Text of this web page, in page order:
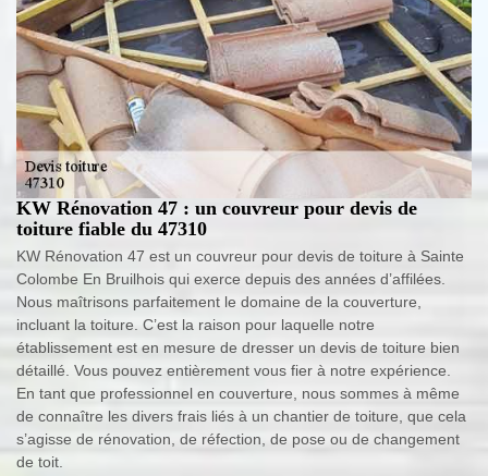
KW Rénovation 47 : un couvreur pour devis de
toiture fiable du 47310
KW Rénovation 47 est un couvreur pour devis de toiture à Sainte
Colombe En Bruilhois qui exerce depuis des années d’affilées.
Nous maîtrisons parfaitement le domaine de la couverture,
incluant la toiture. C’est la raison pour laquelle notre
établissement est en mesure de dresser un devis de toiture bien
détaillé. Vous pouvez entièrement vous fier à notre expérience.
En tant que professionnel en couverture, nous sommes à même
de connaître les divers frais liés à un chantier de toiture, que cela
s’agisse de rénovation, de réfection, de pose ou de changement
de toit.